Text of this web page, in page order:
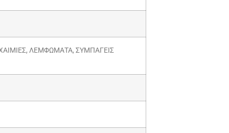
ΛΕΜΦΩΜΑΤΑ, ΣΥΜΠΑΓΕΙΣ